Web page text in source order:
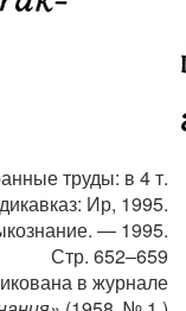
труды: в 4 т.
Ир, 1995.
— 1995.
Стр. 652–659
в журнале